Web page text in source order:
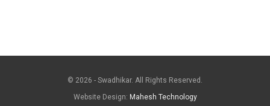
© 2026 - Swadhikar. All Rights Reserved.
Website Design: Mahesh Technology